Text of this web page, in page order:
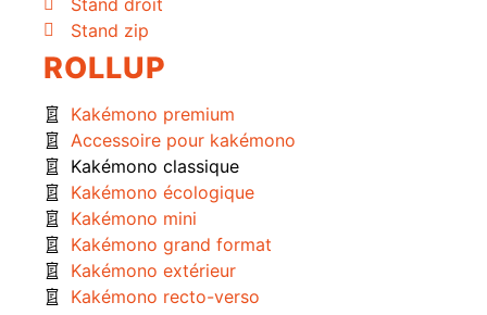
Stand droit
Stand zip
ROLLUP
Kakémono premium
Accessoire pour kakémono
Kakémono classique
Kakémono écologique
Kakémono mini
Kakémono grand format
Kakémono extérieur
Kakémono recto-verso